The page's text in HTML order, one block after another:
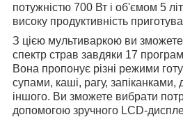
потужністю 700 Вт і об'ємом 5
високу продуктивність
З цією мультиваркою ви
спектр страв завдяки 17
Вона пропонує різні режими
супами, каші, рагу, запіканками,
іншого. Ви зможете вибрати
допомогою зручного LCD-